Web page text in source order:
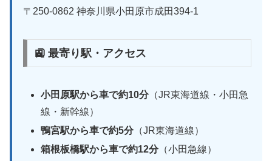
〒250-0862 神奈川県小田原市成田394-1
🚉 最寄り駅・アクセス
小田原駅から車で約10分（JR東海道線・小田急
線・新幹線）
鴨宮駅から車で約5分（JR東海道線）
箱根板橋駅から車で約12分（小田急線）